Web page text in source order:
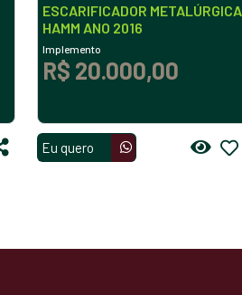
ESCARIFICADOR METALÚRGICA
HAMM ANO 2016
Implemento
R$ 20.000,00
Eu quero